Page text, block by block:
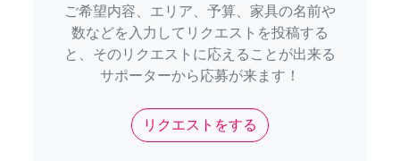
ご希望内容、エリア、予算、家具の名前や
数などを入力してリクエストを投稿する
と、そのリクエストに応えることが出来る
サポーターから応募が来ます！
リクエストをする